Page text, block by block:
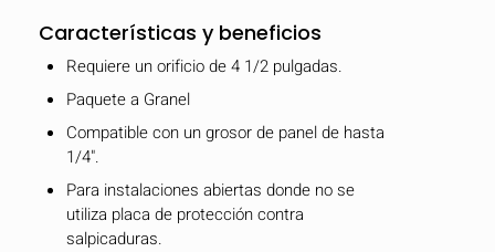
Características y beneficios
Requiere un orificio de 4 1/2 pulgadas.
Paquete a Granel
Compatible con un grosor de panel de hasta
1/4".
Para instalaciones abiertas donde no se
utiliza placa de protección contra
salpicaduras.